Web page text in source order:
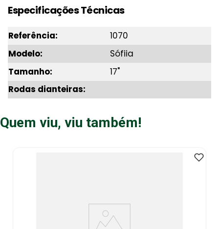
Especificações Técnicas
Referência:
1070
Modelo:
Sófiia
Tamanho:
17"
Rodas dianteiras:
Quem viu, viu também!